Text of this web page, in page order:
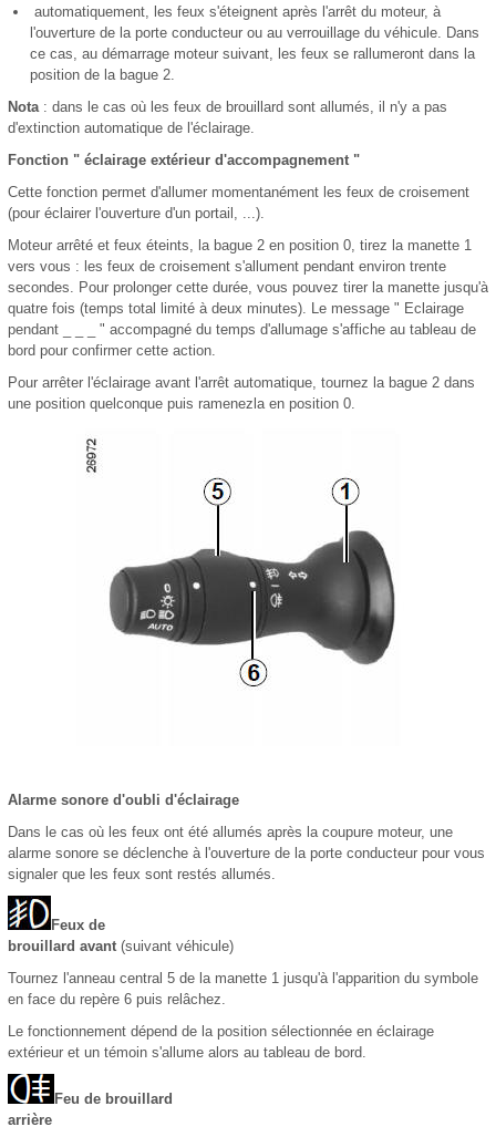
automatiquement, les feux s'éteignent après l'arrêt du moteur, à
l'ouverture de la porte conducteur ou au verrouillage du véhicule. Dans
ce cas, au démarrage moteur suivant, les feux se rallumeront dans la
position de la bague 2.
Nota: dans le cas où les feux de brouillard sont allumés, il n'y a pas
d'extinction automatique de l'éclairage.
Fonction " éclairage extérieur d'accompagnement "
Cette fonction permet d'allumer momentanément les feux de croisement
(pour éclairer l'ouverture d'un portail, ...).
Moteur arrêté et feux éteints, la bague 2 en position 0, tirez la manette 1
vers vous : les feux de croisement s'allument pendant environ trente
secondes. Pour prolonger cette durée, vous pouvez tirer la manette jusqu'à
quatre fois (temps total limité à deux minutes). Le message " Eclairage
pendant _ _ _ " accompagné du temps d'allumage s'affiche au tableau de
bord pour confirmer cette action.
Pour arrêter l'éclairage avant l'arrêt automatique, tournez la bague 2 dans
une position quelconque puis ramenezla en position 0.
Alarme sonore d'oubli d'éclairage
Dans le cas où les feux ont été allumés après la coupure moteur, une
alarme sonore se déclenche à l'ouverture de la porte conducteur pour vous
signaler que les feux sont restés allumés.
Feux de
brouillard avant (suivant véhicule)
Tournez l'anneau central 5 de la manette 1 jusqu'à l'apparition du symbole
en face du repère 6 puis relâchez.
Le fonctionnement dépend de la position sélectionnée en éclairage
extérieur et un témoin s'allume alors au tableau de bord.
Feu de brouillard
arrière